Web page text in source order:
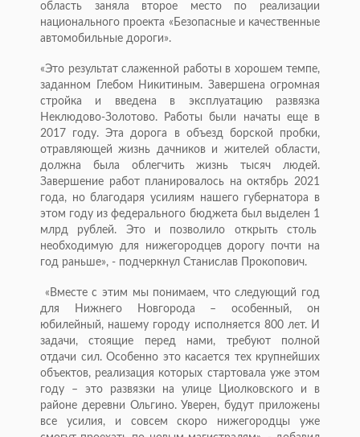
область заняла второе место по реализации
национального проекта «Безопасные и качественные
автомобильные дороги».
«Это результат слаженной работы в хорошем темпе,
заданном Глебом Никитиным. Завершена огромная
стройка и введена в эксплуатацию развязка
Неклюдово-Золотово. Работы были начаты еще в
2017 году. Эта дорога в объезд борской пробки,
отравляющей жизнь дачников и жителей области,
должна была облегчить жизнь тысяч людей.
Завершение работ планировалось на октябрь 2021
года, но благодаря усилиям нашего губернатора в
этом году из федерального бюджета был выделен 1
млрд рублей. Это и позволило открыть столь
необходимую для нижегородцев дорогу почти на
год раньше», - подчеркнул Станислав Прокопович.
«Вместе с этим мы понимаем, что следующий год
для Нижнего Новгорода – особенный, он
юбилейный, нашему городу исполняется 800 лет. И
задачи, стоящие перед нами, требуют полной
отдачи сил. Особенно это касается тех крупнейших
объектов, реализация которых стартовала уже этом
году – это развязки на улице Циолковского и в
районе деревни Ольгино. Уверен, будут приложены
все усилия, и совсем скоро нижегородцы уже